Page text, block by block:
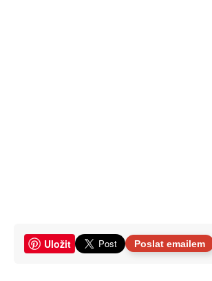
Uložit Poslat emailem